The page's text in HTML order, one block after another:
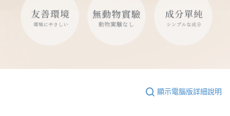
顯示電腦版詳細說明